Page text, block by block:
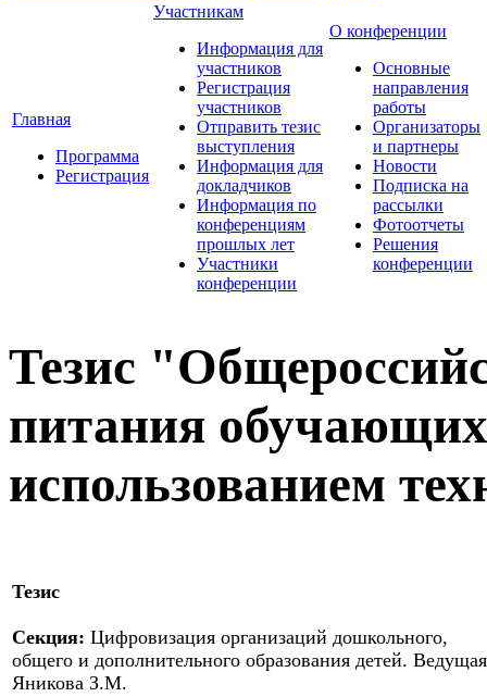
Главная
Программа
Регистрация
Участникам
Информация для
участников
Регистрация
участников
Отправить тезис
выступления
Информация для
докладчиков
Информация по
конференциям
прошлых лет
Участники
конференции
О конференции
Основные
направления
работы
Организаторы
и партнеры
Новости
Подписка на
рассылки
Фотоотчеты
Решения
конференции
Тезис
питания
использованием
Тезис
Секция: Цифровизация организаций дошкольного,
общего и дополнительного образования детей.
Яникова З.М.